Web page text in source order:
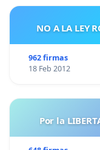
NO A LA LEY
962 firmas
18 Feb 2012
Por la